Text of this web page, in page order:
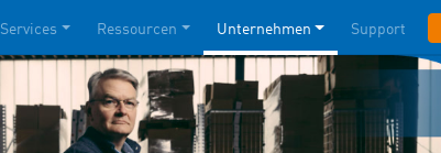
Services Ressourcen Unternehmen Support